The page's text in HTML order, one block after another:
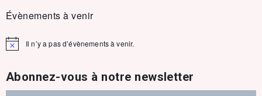
Évènements à venir
Notice Il n’y a pas d’évènements à venir.
Abonnez-vous à notre newsletter